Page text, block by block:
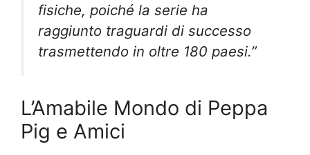
fisiche, poiché la serie ha
raggiunto traguardi di successo
trasmettendo in oltre 180 paesi.”
L’Amabile Mondo di Peppa
Pig e Amici